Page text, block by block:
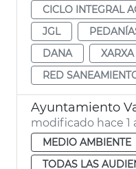
CICLO INTEGRAL
JGL
DANA
RED
modificado hace 1
MEDIO AMBIENTE
TODAS LAS